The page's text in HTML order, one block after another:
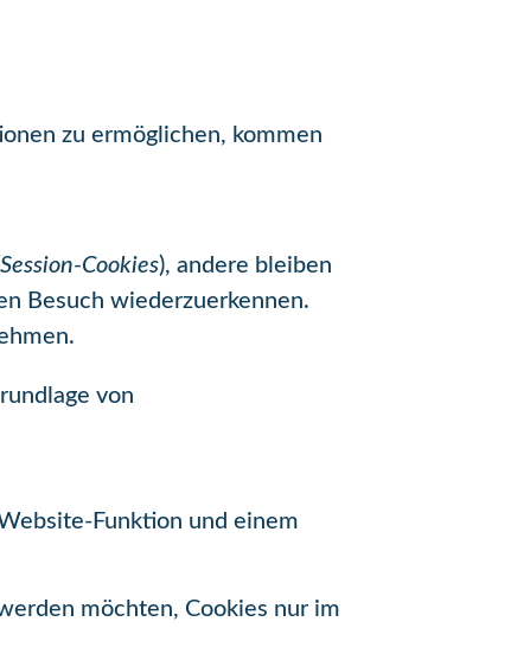
zu ermöglichen, kommen
Session-Cookies), andere bleiben
Besuch wiederzuerkennen.
von
Funktion und einem
möchten, Cookies nur im